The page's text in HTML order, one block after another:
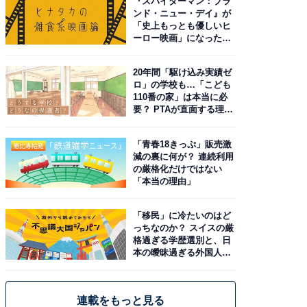
ンド・ニュー・デイ』が
「史上もっとも優しいヒ
ーロー映画」になった理
20年間「駆け込み実績ゼ
ロ」の学校も…「こども
110番の家」は本当に必
要？ PTAが直面する理想
「青春18きっぷ」販売激
減の裏に何が？ 連続利用
の厳格化だけではない
「本当の理由」
「移民」に冷たいのはど
っちなのか？ スイスの厳
格過ぎる学歴選別と、日
本の曖昧過ぎる外国人政
連載をもっと見る